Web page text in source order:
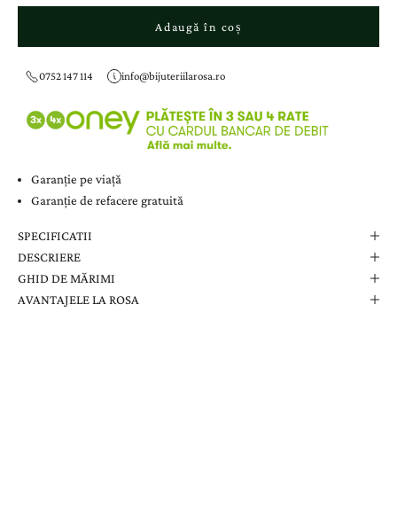
Adaugă în coș
0752 147 114 info@bijuteriilarosa.ro
Garanție pe viață
Garanție de refacere gratuită
SPECIFICATII
DESCRIERE
GHID DE MĂRIMI
AVANTAJELE LA ROSA